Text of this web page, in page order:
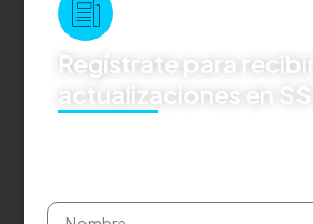
Regístrate para recibir
actualizaciones en SST